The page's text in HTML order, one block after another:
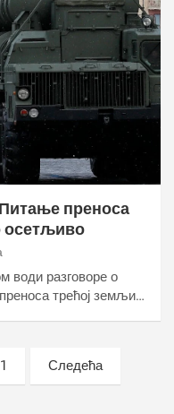
преноса
осетљиво
води разговоре о
трећој земљи…
Следећа